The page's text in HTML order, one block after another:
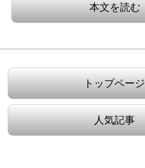
本文を読む
トップページ
人気記事